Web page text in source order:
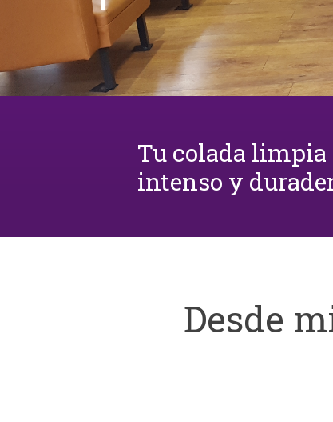
Tu colada
intenso y
Desde